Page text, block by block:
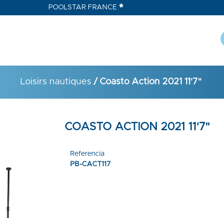
POOLSTAR FRANCE
Loisirs nautiques / Coasto Action 2021 11'7"
COASTO ACTION 2021 11'7"
Referencia
PB-CACT117